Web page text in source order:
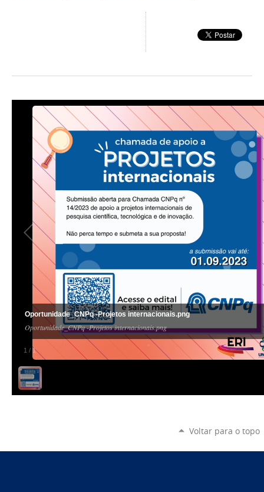
1 / 1
Oportunidade_CNPq -Projetos internacionais.png
Oportunidade_CNPq -Projetos internacionais.png
Voltar para o topo